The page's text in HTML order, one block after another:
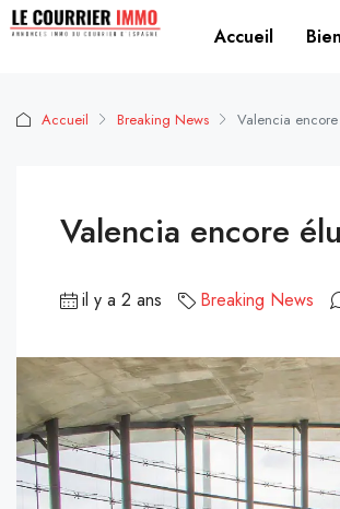
Accueil
Accueil Breaking News Valencia
Valencia encore
il y a 2 ans Breaking News